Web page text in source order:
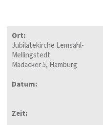
Ort:
Jubilatekirche Lemsahl-
Mellingstedt
Madacker 5, Hamburg
Datum:
Zeit: